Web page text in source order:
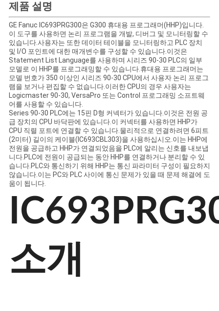
뉴
스
모
든
케
이
스
견
요
제품 설명
GE Fanuc IC693PRG300은 G300 휴대용 프로그래머(HHP)입니다.
이 도구를 사용하면 논리 프로그램을 개발, 디버그 및 모니터링할 수
있습니다.사용자는 또한 데이터 테이블을 모니터링하고 PLC 장치
및 I/O 포인트에 대한 매개변수를 구성할 수 있습니다.이것은
Statement List Language를 사용하며 시리즈 90-30 PLC의 일부
모델로 이 HHP를 프로그래밍할 수 있습니다.휴대용 프로그래머는
모델 번호가 350 이상인 시리즈 90-30 CPU에서 사용자 논리 프로그
램을 보거나 편집할 수 없습니다.이러한 CPU의 경우 사용자는
Logicmaster 90-30, VersaPro 또는 Control 프로그래밍 소프트웨
어를 사용할 수 있습니다.
Series 90-30 PLC에는 15핀 D형 커넥터가 있습니다.이것은 전원 공
급 장치의 CPU 바닥판에 있습니다.이 커넥터를 사용하면 HHP가
CPU 직렬 포트에 연결할 수 있습니다.물리적으로 연결하려면 6피트
(2미터) 길이의 케이블(IC693CBL303)을 사용하십시오.이는 HHP에
전원을 공급하고 HHP가 연결되었음을 PLC에 알리는 신호를 내보냅
니다.PLC에 전원이 공급되는 동안 HHP를 연결하거나 분리할 수 있
습니다.PLC와 통신하기 위해 HHP는 통신 파라미터 구성이 필요하지
않습니다.이는 PC와 PLC 사이에 통신 문제가 있을 때 문제 해결에 도
움이 됩니다.
소개